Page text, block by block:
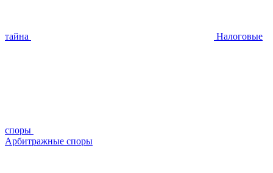
тайна Налоговые
споры
Арбитражные споры